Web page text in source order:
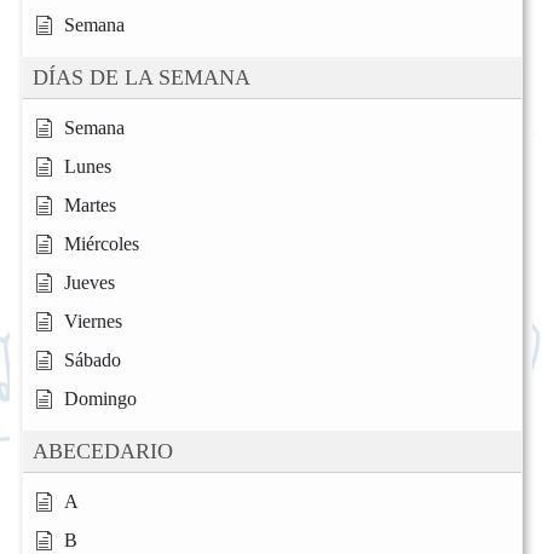
Semana
DÍAS DE LA SEMANA
Semana
Lunes
Martes
Miércoles
Jueves
Viernes
Sábado
Domingo
ABECEDARIO
A
B